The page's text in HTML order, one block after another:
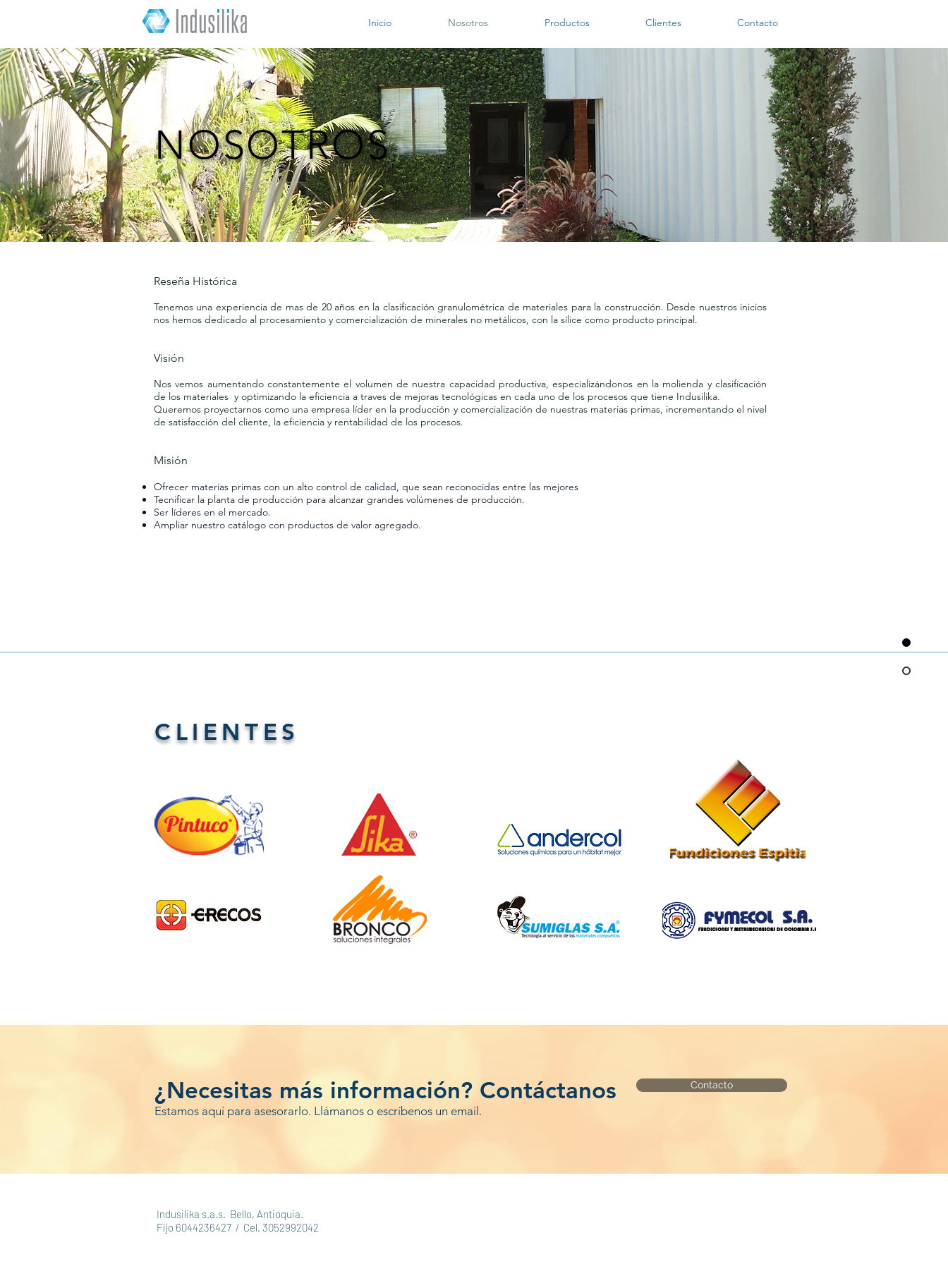
Inicio Nosotros Productos Clientes Contacto
NOSOTROS
Reseña Histórica
Tenemos una experiencia de mas de 20 años en la clasificación granulométrica de materiales para la construcción. Desde nuestros inicios
nos hemos dedicado al procesamiento y comercialización de minerales no metálicos, con la sílice como producto principal.
Visión
Nos vemos aumentando constantemente el volumen de nuestra capacidad productiva, especializándonos en la molienda y clasificación
de los materiales y optimizando la eficiencia a traves de mejoras tecnológicas en cada uno de los procesos que tiene Indusilika.
Queremos proyectarnos como una empresa líder en la producción y comercialización de nuestras materias primas, incrementando el nivel
de satisfacción del cliente, la eficiencia y rentabilidad de los procesos.
Misión
Ofrecer materias primas con un alto control de calidad, que sean reconocidas entre las mejores
Tecnificar la planta de producción para alcanzar grandes volúmenes de producción.
Ser líderes en el mercado.
Ampliar nuestro catálogo con productos de valor agregado.
CLIENTES
¿Necesitas más información? Contáctanos
Estamos aquí para asesorarlo. Llámanos o escríbenos un email.
Contacto
Indusilika s.a.s. Bello, Antioquia.
Fijo 6044236427 / Cel. 3052992042